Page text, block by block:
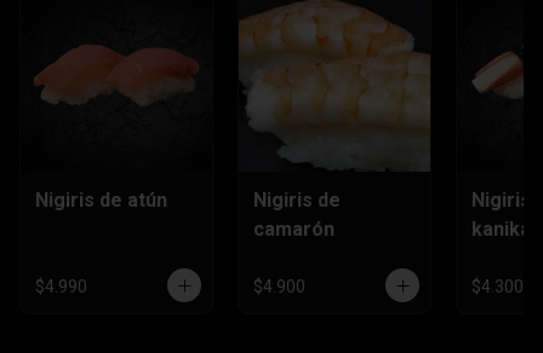
Nigiris de atún
$4.990
Nigiris de
camarón
$4.900
Nigiris
$4.300